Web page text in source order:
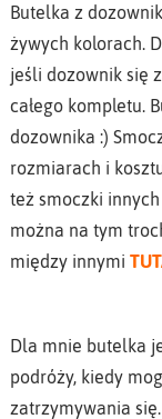
Butelka z
żywych kolorach.
jeśli dozownik się
całego kompletu.
dozownika :)
rozmiarach i
też smoczki
można na tym
między innymi
Dla mnie butelka
podróży, kiedy
zatrzymywania